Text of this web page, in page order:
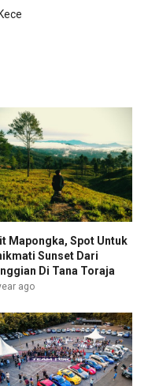
Mapongka, Spot Untuk
Sunset Dari
Di Tana Toraja
ago